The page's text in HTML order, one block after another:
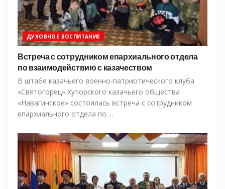
ДУХОВНОЕ ВОСПИТАНИЕ
Встреча с сотрудником епархиального отдела
по взаимодействию с казачеством
В штабе казачьего военно-патриотического клуба
«Святогорец» Хуторского казачьего общества
«Навагинское» состоялась встреча с сотрудником
епархиального отдела по ...